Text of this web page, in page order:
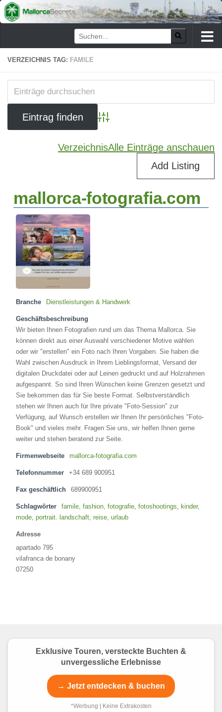
Zum Inhalt springen
VERZEICHNIS TAG: FAMILE
Advanced Search
VerzeichnisAlle Einträge anschauen
Add Listing
mallorca-fotografia.com
Branche Dienstleistungen & Handwerk
Geschäftsbeschreibung
Wir bieten Ihnen Fotografien rund um das Thema Mallorca. Sie
können direkt aus einer Auswahl verschiedener Motive wählen
oder wir "erstellen" ein Foto nach Ihren Vorgaben. Sie haben die
Wahl zwischen Ausdruck in Ihrem Lieblingsformat, Versand der
digitalen Druckdatei oder auf Leinen gedruckt und auf Holzrahmen
aufgespannt. So sind Ihren Wünschen keine Grenzen gesetzt und
Sie bekommen das für Sie beste Format. Selbstverständlich
stehen wir Ihnen auch für Ihre private "Foto-Session" zur
Verfügung, auf Wunsch erstellen wir Ihnen Ihr persönliches "Foto-
Book" und vieles mehr. Fragen Sie uns, wir helfen Ihnen gerne
weiter und stehen beratend zur Seite.
Firmenwebseite mallorca-fotografia.com
Telefonnummer +34 689 900951
Fax geschäftlich 689900951
Schlagwörter famile, fashion, fotografie, fotoshootings, kinder,
mode, portrait. landschaft, reise, urlaub
Adresse
apartado 795
vilafranca de bonany
07250
Exklusive Touren, versteckte Buchten &
unvergessliche Erlebnisse
→ Jetzt entdecken & buchen
*Werbung | Keine Extrakosten